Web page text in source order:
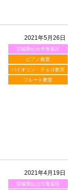
2021年5月26日
宮城県仙台市青葉区
ピアノ教室
バイオリン・チェロ教室
フルート教室
2021年4月19日
宮城県仙台市青葉区